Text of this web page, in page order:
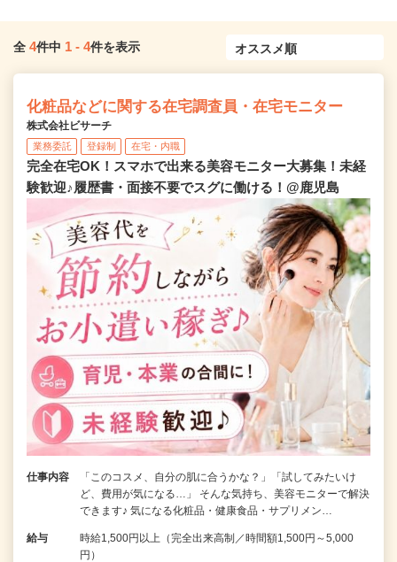
全 4件中 1 - 4件を表示
化粧品などに関する在宅調査員・在宅モニター
株式会社ビサーチ
業務委託 登録制 在宅・内職
完全在宅OK！スマホで出来る美容モニター大募集！未経
験歓迎♪履歴書・面接不要でスグに働ける！@鹿児島
仕事内容
「このコスメ、自分の肌に合うかな？」「試してみたいけ
ど、費用が気になる…」 そんな気持ち、美容モニターで解決
できます♪ 気になる化粧品・健康食品・サプリメン…
給与
時給1,500円以上（完全出来高制／時間額1,500円～5,000
円）